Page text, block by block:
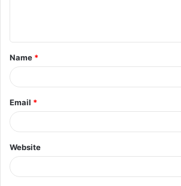
Name *
Email *
Website